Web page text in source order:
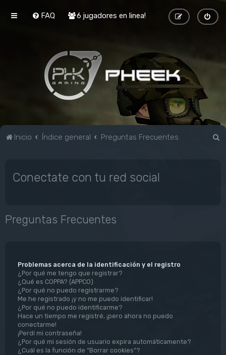
FAQ 6 jugadores en linea!
Inicio Índice general Preguntas Frecuentes
Conectate con tu red social
Preguntas Frecuentes
Problemas acerca de la identificación y el registro
¿Por qué me tengo que registrar?
¿Qué es COPPA? (APPCO)
¿Por qué no puedo registrarme?
Me he registrado ¡y no me puedo identificar!
¿Por qué no puedo identificarme?
Hace un tiempo me registré, ¡pero ahora no puedo
conectarme!
¡Perdí mi contraseña!
¿Por qué mi sesión de usuario expira automáticamente?
¿Cuál es la función de “Borrar cookies”?